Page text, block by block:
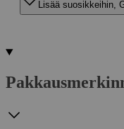
Lisää suosikkeihin,